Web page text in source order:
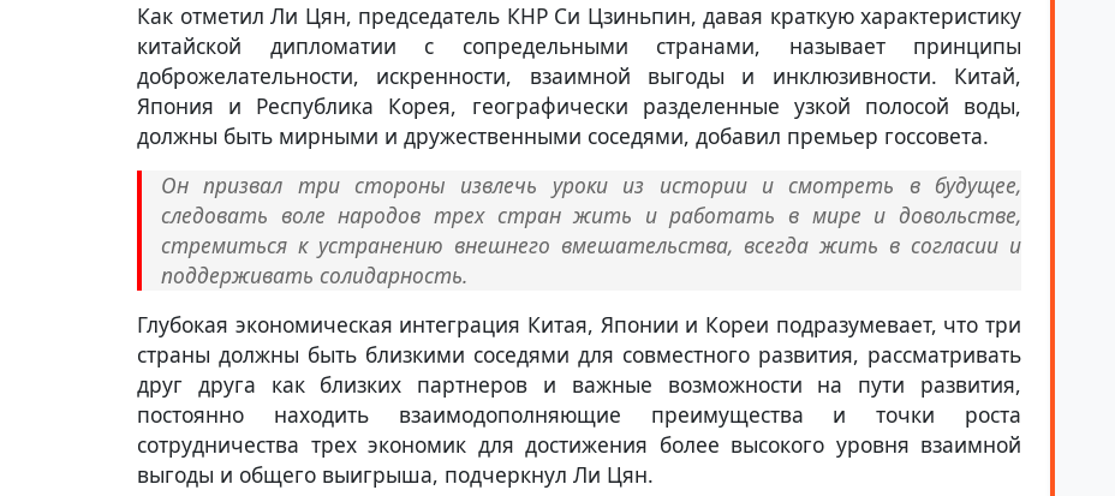
Как отметил Ли Цян, председатель КНР Си Цзиньпин, давая краткую характеристику
китайской дипломатии с сопредельными странами, называет принципы
доброжелательности, искренности, взаимной выгоды и инклюзивности. Китай,
Япония и Республика Корея, географически разделенные узкой полосой воды,
должны быть мирными и дружественными соседями, добавил премьер госсовета.
Он призвал три стороны извлечь уроки из истории и смотреть в будущее,
следовать воле народов трех стран жить и работать в мире и довольстве,
стремиться к устранению внешнего вмешательства, всегда жить в согласии и
поддерживать солидарность.
Глубокая экономическая интеграция Китая, Японии и Кореи подразумевает, что три
страны должны быть близкими соседями для совместного развития, рассматривать
друг друга как близких партнеров и важные возможности на пути развития,
постоянно находить взаимодополняющие преимущества и точки роста
сотрудничества трех экономик для достижения более высокого уровня взаимной
выгоды и общего выигрыша, подчеркнул Ли Цян.